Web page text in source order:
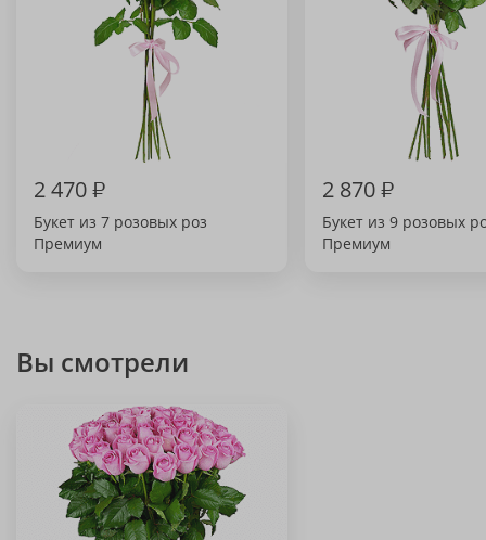
2 470₽
Букет из 7 розовых роз
Премиум
2 870₽
Букет из 9 розовых
Премиум
Вы смотрели